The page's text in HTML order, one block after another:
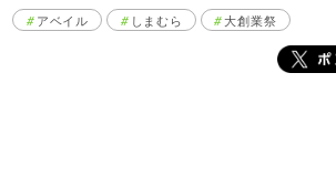
アベイル しまむら 大創業祭